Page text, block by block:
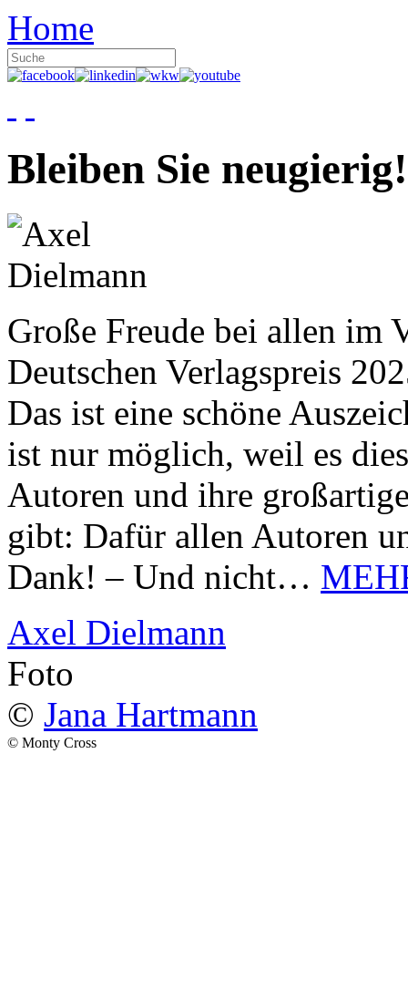
Home
Bleiben Sie neugierig!
Große Freude bei allen im
Deutschen Verlagspreis
Das ist eine schöne
ist nur möglich, weil es
Autoren und ihre
gibt: Dafür allen Autoren
Dank! – Und nicht…
Axel Dielmann
Foto
© Jana Hartmann
© Monty Cross